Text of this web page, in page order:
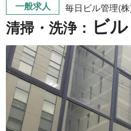
一般求人 毎日ビル管理(
清掃・洗浄： ビ